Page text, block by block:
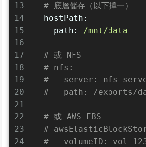
13
14
15
16
17
18
19
20
21
22
23
24
# 底層儲存（以下擇一）
hostPath:
path:
/mnt/data
# 或 NFS
# nfs:
#   server: nfs-
#   path: /exports/
# 或 AWS EBS
#
#   volumeID: vol-